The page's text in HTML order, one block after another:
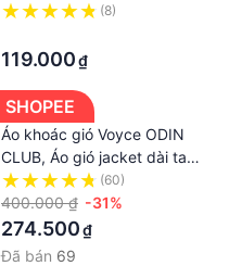
Polyester 2 Da Dày Xịn Mát
(8)
119.000₫
SHOPEE
Áo khoác gió Voyce ODIN
CLUB, Áo gió jacket dài tay
form rộng nam nữ unisex,
Local Brand ODIN CLUB
(60)
400.000 ₫ -31%
274.500₫
Đã bán 69